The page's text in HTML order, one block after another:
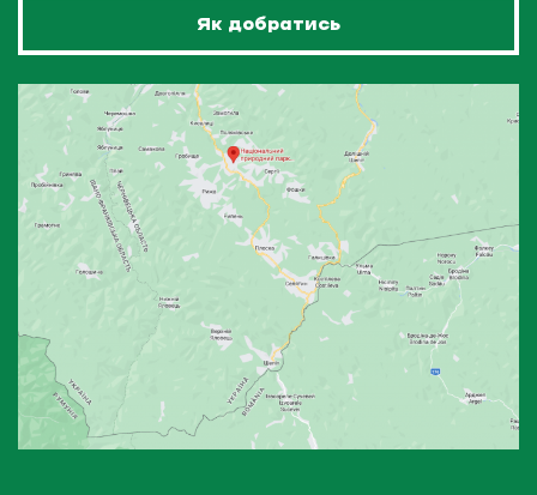
Як добратись